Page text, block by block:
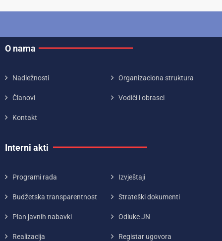
O nama
Nadležnosti Organizaciona struktura
Članovi Vodiči i obrasci
Kontakt
Interni akti
Programi rada Izvještaji
Budžetska transparentnost Strateški dokumenti
Plan javnih nabavki Odluke JN
Realizacija Registar ugovora